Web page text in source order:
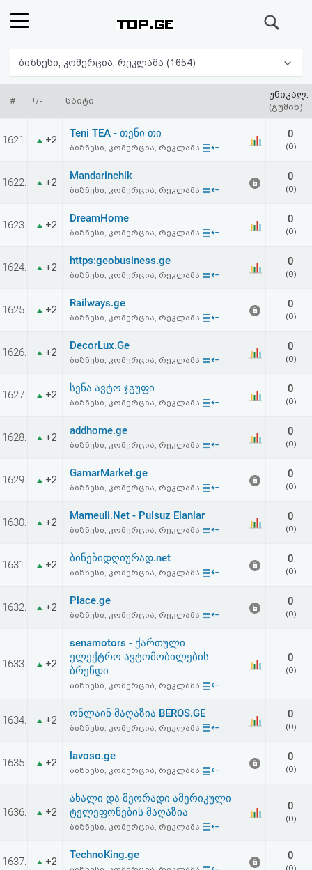
რეიტინგი
(მთავარი)
ფოსტა
პასუხი
ავტორიზაცია
რეგისტრაცია
პაროლის
აღდგენა
HTML
შეთანხმება
და
უარყოფა
ბიზნესი, კომერცია, რეკლამა (1654)
# +/- საიტი
უნიკალ.
(გუშინ)
1621. +2
Teni TEA - თენი თი
ბიზნესი, კომერცია, რეკლამა ▤⇠
0
(0)
1622. +2
Mandarinchik
ბიზნესი, კომერცია, რეკლამა ▤⇠
0
(0)
1623. +2
DreamHome
ბიზნესი, კომერცია, რეკლამა ▤⇠
0
(0)
1624. +2
https:geobusiness.ge
ბიზნესი, კომერცია, რეკლამა ▤⇠
0
(0)
1625. +2
Railways.ge
ბიზნესი, კომერცია, რეკლამა ▤⇠
0
(0)
1626. +2
DecorLux.Ge
ბიზნესი, კომერცია, რეკლამა ▤⇠
0
(0)
1627. +2
სენა ავტო ჯგუფი
ბიზნესი, კომერცია, რეკლამა ▤⇠
0
(0)
1628. +2
addhome.ge
ბიზნესი, კომერცია, რეკლამა ▤⇠
0
(0)
1629. +2
GamarMarket.ge
ბიზნესი, კომერცია, რეკლამა ▤⇠
0
(0)
1630. +2
Marneuli.Net - Pulsuz Elanlar
ბიზნესი, კომერცია, რეკლამა ▤⇠
0
(0)
1631. +2
ბინებიდღიურად.net
ბიზნესი, კომერცია, რეკლამა ▤⇠
0
(0)
1632. +2
Place.ge
ბიზნესი, კომერცია, რეკლამა ▤⇠
0
(0)
1633. +2
senamotors - ქართული
ელექტრო ავტომობილების
ბრენდი
ბიზნესი, კომერცია, რეკლამა ▤⇠
0
(0)
1634. +2
ონლაინ მაღაზია BEROS.GE
ბიზნესი, კომერცია, რეკლამა ▤⇠
0
(0)
1635. +2
lavoso.ge
ბიზნესი, კომერცია, რეკლამა ▤⇠
0
(0)
1636. +2
ახალი და მეორადი ამერიკული
ტელეფონების მაღაზია
ბიზნესი, კომერცია, რეკლამა ▤⇠
0
(0)
1637. +2
TechnoKing.ge 0
(0)